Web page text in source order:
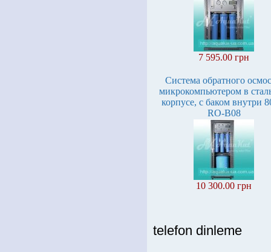
7 595.00 грн
Система обратного
микрокомпьютером в
корпусе, с баком внутри
RO-B08
10 300.00 грн
telefon dinleme